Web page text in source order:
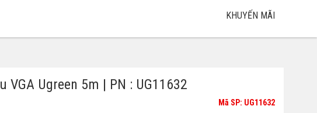
KHUYẾN MÃI
VGA Ugreen 5m | PN : UG11632
Mã SP: UG11632